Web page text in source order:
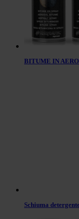
BITUME IN
Schiuma